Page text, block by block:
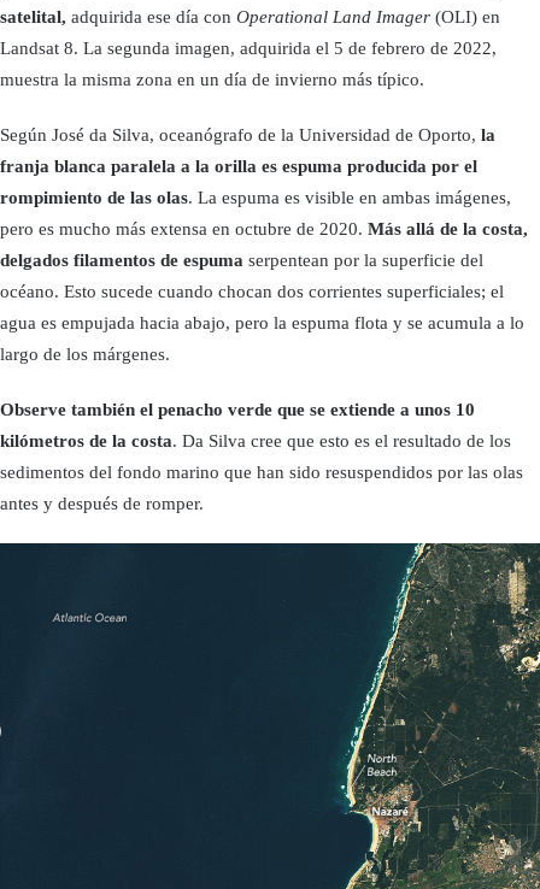
satelital, adquirida ese día con Operational Land Imager (OLI) en
Landsat 8. La segunda imagen, adquirida el 5 de febrero de 2022,
muestra la misma zona en un día de invierno más típico.
Según José da Silva, oceanógrafo de la Universidad de Oporto, la
franja blanca paralela a la orilla es espuma producida por el
rompimiento de las olas. La espuma es visible en ambas imágenes,
pero es mucho más extensa en octubre de 2020. Más allá de la costa,
delgados filamentos de espuma serpentean por la superficie del
océano. Esto sucede cuando chocan dos corrientes superficiales; el
agua es empujada hacia abajo, pero la espuma flota y se acumula a lo
largo de los márgenes.
Observe también el penacho verde que se extiende a unos 10
kilómetros de la costa. Da Silva cree que esto es el resultado de los
sedimentos del fondo marino que han sido resuspendidos por las olas
antes y después de romper.